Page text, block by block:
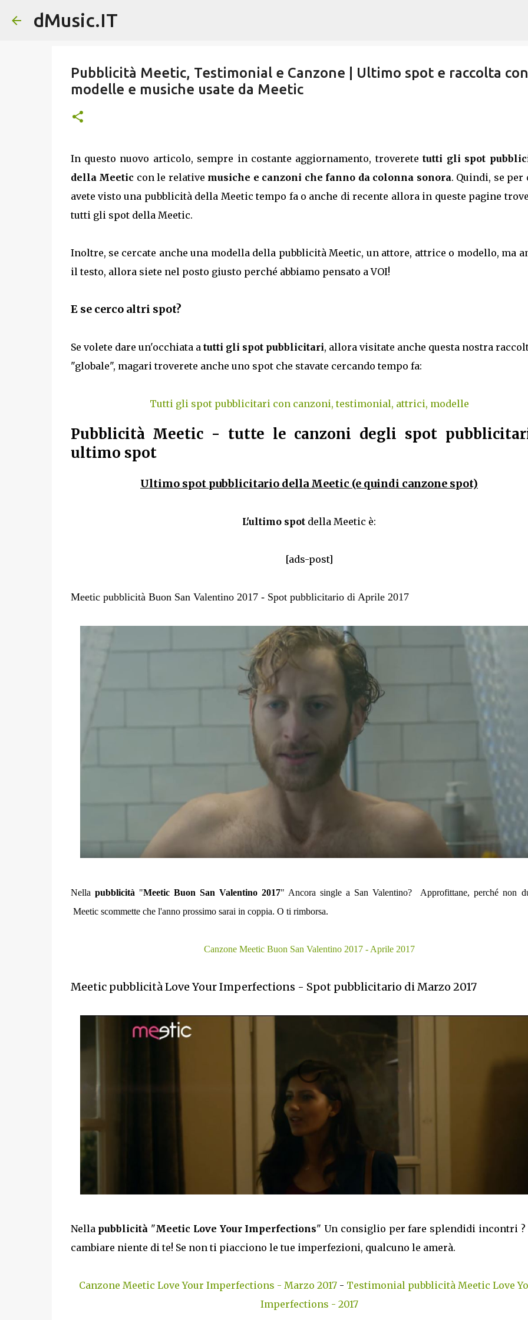
dMusic.IT
Pubblicità Meetic, Testimonial e Canzone | Ultimo spot e raccolta con
modelle e musiche usate da Meetic
In questo nuovo articolo, sempre in costante aggiornamento, troveretetutti gli spot
della Meetic con le relative musiche e canzoni che fanno da colonna sonora. Quindi, se per
avete visto una pubblicità della Meetic tempo fa o anche di recente allora in queste pagine
tutti gli spot della Meetic.
Inoltre, se cercate anche una modella della pubblicità Meetic, un attore, attrice o modello, ma
il testo, allora siete nel posto giusto perché abbiamo pensato a VOI!
E se cerco altri spot?
Se volete dare un'occhiata a tutti gli spot pubblicitari, allora visitate anche questa nostra
"globale", magari troverete anche uno spot che stavate cercando tempo fa:
Tutti gli spot pubblicitari con canzoni, testimonial, attrici, modelle
Pubblicità Meetic - tutte le canzoni degli spot
ultimo spot
Ultimo spot pubblicitario della Meetic (e quindi canzone spot)
L'ultimo spot della Meetic è:
[ads-post]
Meetic pubblicità Buon San Valentino 2017 - Spot pubblicitario di Aprile 2017
Nella pubblicità "Meetic Buon San Valentino 2017" Ancora single a San Valentino? Approfittane, perché non
Meetic scommette che l'anno prossimo sarai in coppia. O ti rimborsa.
Canzone Meetic Buon San Valentino 2017 - Aprile 2017
Meetic pubblicità Love Your Imperfections - Spot pubblicitario di Marzo 2017
Nella pubblicità "Meetic Love Your Imperfections" Un consiglio per fare splendidi incontri ?
cambiare niente di te! Se non ti piacciono le tue imperfezioni, qualcuno le amerà.
Canzone Meetic Love Your Imperfections - Marzo 2017 - Testimonial pubblicità Meetic Love
Imperfections - 2017